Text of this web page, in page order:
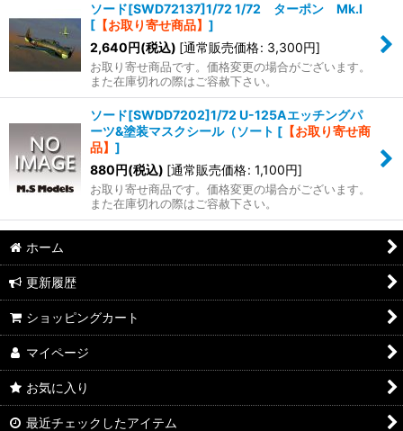
ソード[SWD72137]1/72 1/72 ターポン Mk.I
[ 【お取り寄せ商品】 ]
2,640円(税込) [通常販売価格: 3,300円]
お取り寄せ商品です。価格変更の場合がございます。
また在庫切れの際はご容赦下さい。
ソード[SWDD7202]1/72 U-125Aエッチングパ
ーツ&塗装マスクシール（ソート [ 【お取り寄せ商
品】 ]
880円(税込) [通常販売価格: 1,100円]
お取り寄せ商品です。価格変更の場合がございます。
また在庫切れの際はご容赦下さい。
ホーム
更新履歴
ショッピングカート
マイページ
お気に入り
最近チェックしたアイテム